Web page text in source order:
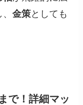
、金策としても
で！詳細マッ